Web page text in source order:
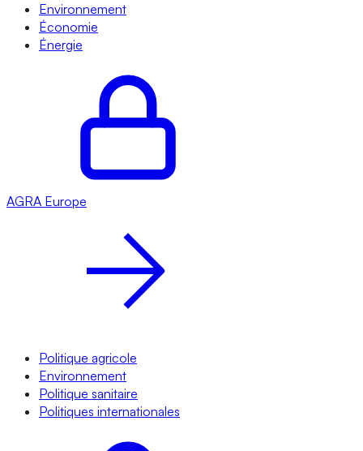
Environnement
Économie
Énergie
AGRA Europe
Politique agricole
Environnement
Politique sanitaire
Politiques internationales